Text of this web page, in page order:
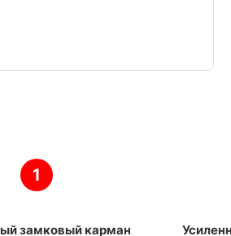
1
замковый карман